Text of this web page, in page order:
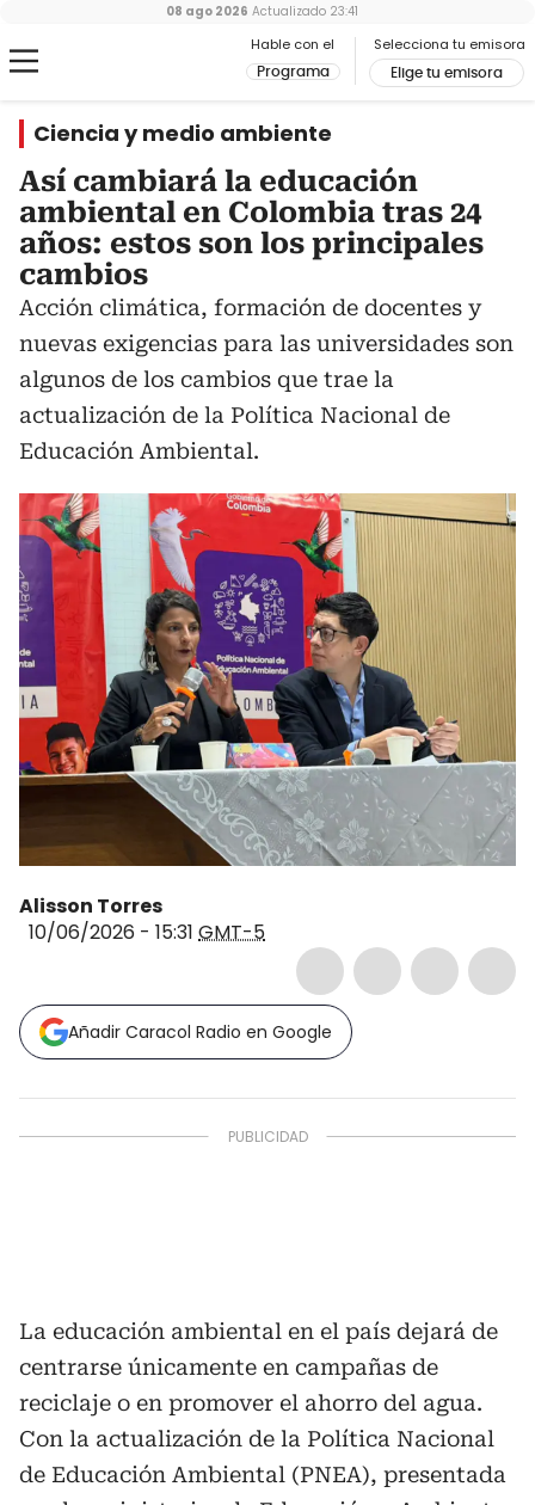
Hable con el
Programa
Selecciona tu emisora
Elige tu emisora
08 ago 2026 Actualizado 23:41
Ciencia y medio ambiente
Así cambiará la educación
ambiental en Colombia tras 24
años: estos son los principales
cambios
Acción climática, formación de docentes y
nuevas exigencias para las universidades son
algunos de los cambios que trae la
actualización de la Política Nacional de
Educación Ambiental.
Alisson Torres
10/06/2026 - 15:31 GMT-5
Añadir Caracol Radio en Google
La educación ambiental en el país dejará de
centrarse únicamente en campañas de
reciclaje o en promover el ahorro del agua.
Con la actualización de la Política Nacional
de Educación Ambiental (PNEA), presentada